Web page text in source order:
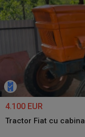
4.100 EUR
Tractor Fiat cu cabina